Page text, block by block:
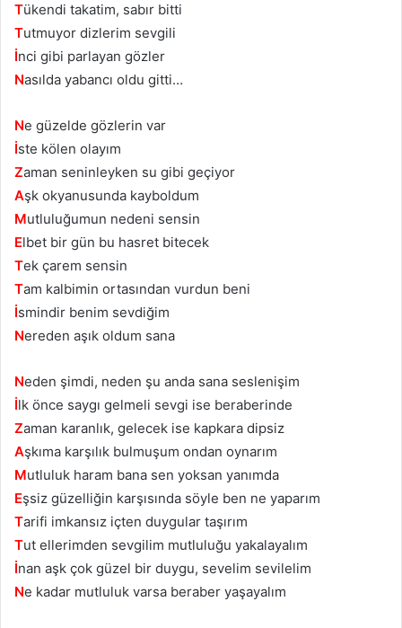
Tükendi takatim, sabır bitti
Tutmuyor dizlerim sevgili
İnci gibi parlayan gözler
Nasılda yabancı oldu gitti…
Ne güzelde gözlerin var
İste kölen olayım
Zaman seninleyken su gibi geçiyor
Aşk okyanusunda kayboldum
Mutluluğumun nedeni sensin
Elbet bir gün bu hasret bitecek
Tek çarem sensin
Tam kalbimin ortasından vurdun beni
İsmindir benim sevdiğim
Nereden aşık oldum sana
Neden şimdi, neden şu anda sana seslenişim
İlk önce saygı gelmeli sevgi ise beraberinde
Zaman karanlık, gelecek ise kapkara dipsiz
Aşkıma karşılık bulmuşum ondan oynarım
Mutluluk haram bana sen yoksan yanımda
Eşsiz güzelliğin karşısında söyle ben ne yaparım
Tarifi imkansız içten duygular taşırım
Tut ellerimden sevgilim mutluluğu yakalayalım
İnan aşk çok güzel bir duygu, sevelim sevilelim
Ne kadar mutluluk varsa beraber yaşayalım